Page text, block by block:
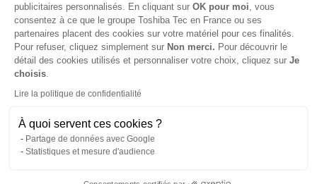
réservés
publicitaires personnalisés. En cliquant sur OK pour moi , vous
consentez à ce que le groupe Toshiba Tec en France ou ses
partenaires placent des cookies sur votre matériel pour ces finalités.
Pour refuser, cliquez simplement sur Non merci. Pour découvrir le
détail des cookies utilisés et personnaliser votre choix, cliquez sur Je
choisis
Lire la politique de confidentialité
À quoi servent ces cookies ?
Partage de données avec Google
Statistiques et mesure d'audience